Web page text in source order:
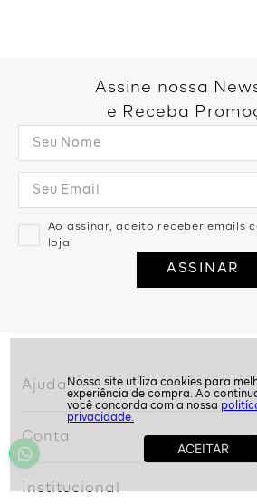
privacidade.
e Receba
Ao assinar, aceito receber emails
loja